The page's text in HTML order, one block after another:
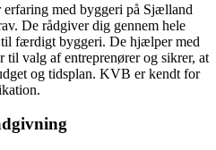
med byggeri på Sjælland
De rådgiver dig gennem hele
til færdigt byggeri. De hjælper med
til valg af entreprenører og sikrer, at
og tidsplan. KVB er kendt for